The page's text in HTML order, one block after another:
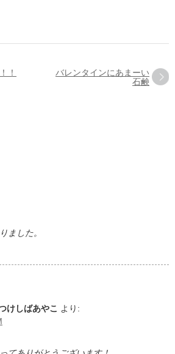
！
バレンタインにあまーい
石鹸
ました。
けしばあやこ より: